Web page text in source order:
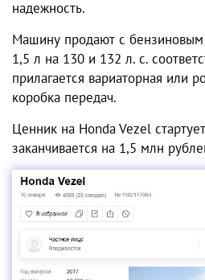
надежность.
Машину продают с
1,5 л на 130 и 132 л. с.
прилагается вариаторная или
коробка передач.
Ценник на Honda Vezel
заканчивается на 1,5 млн